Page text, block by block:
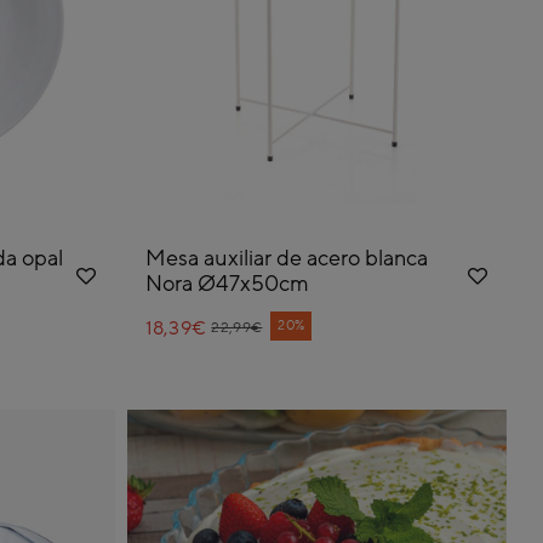
opal
Mesa auxiliar de acero blanca
Nora Ø47x50cm
Price reduced from
22,99€
to 20%
18,39€